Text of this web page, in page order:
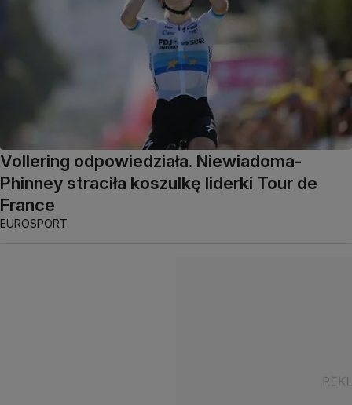
Vollering odpowiedziała. Niewiadoma-
Phinney straciła koszulkę liderki Tour de
France
EUROSPORT